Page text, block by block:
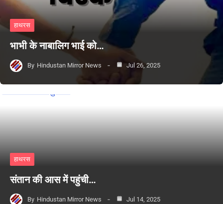
हाथरस
भाभी के नाबालिग भाई को…
By Hindustan Mirror News Jul 26, 2025
हाथरस
संतान की आस में पहुंची…
By Hindustan Mirror News Jul 14, 2025